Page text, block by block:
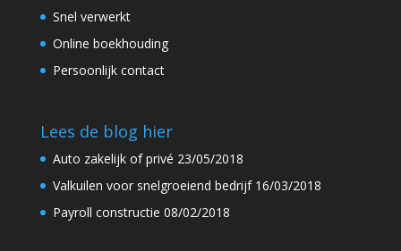
Snel verwerkt
Online boekhouding
Persoonlijk contact
Lees de blog hier
Auto zakelijk of privé 23/05/2018
Valkuilen voor snelgroeiend bedrijf 16/03/2018
Payroll constructie 08/02/2018